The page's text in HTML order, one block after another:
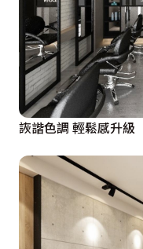
詼諧色調 輕鬆感升級